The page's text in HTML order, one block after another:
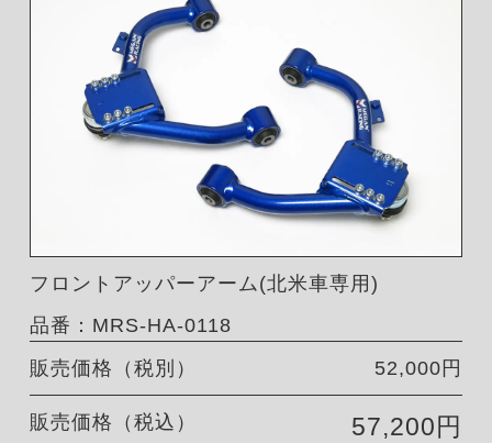
フロントアッパーアーム(北米車専用)
品番：MRS-HA-0118
販売価格（税別）
52,000円
販売価格（税込） 57,200円